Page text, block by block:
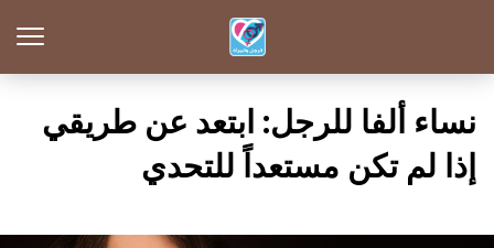
نساء ألفا للرجل: ابتعد عن طريقي
إذا لم تكن مستعداً للتحدي